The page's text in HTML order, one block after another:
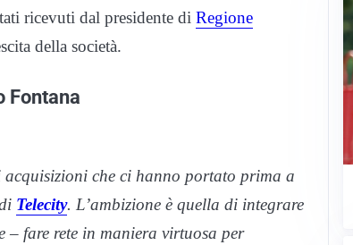
ricevuti dal presidente di Regione
della società.
Fontana
che ci hanno portato prima a
Telecity. L’ambizione è quella di integrare
– fare rete in maniera virtuosa per